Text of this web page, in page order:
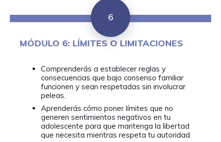
6
MÓDULO 6: LÍMITES O LIMITACIONES
Comprenderás a establecer reglas y
consecuencias que bajo consenso familiar
funcionen y sean respetadas sin involucrar
peleas.
Aprenderás cómo poner límites que no
generen sentimientos negativos en tu
adolescente para que mantenga la libertad
que necesita mientras respeta tu autoridad.